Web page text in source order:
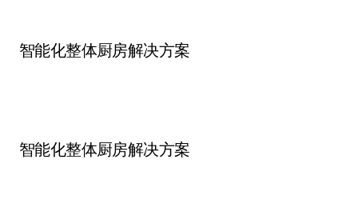
智能化整体厨房解决方案
智能化整体厨房解决方案